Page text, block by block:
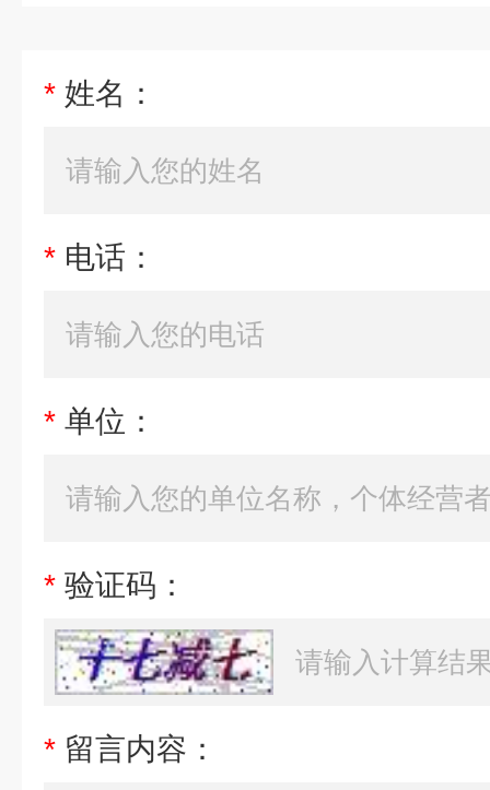
* 姓名：
* 电话：
* 单位：
* 验证码：
* 留言内容：